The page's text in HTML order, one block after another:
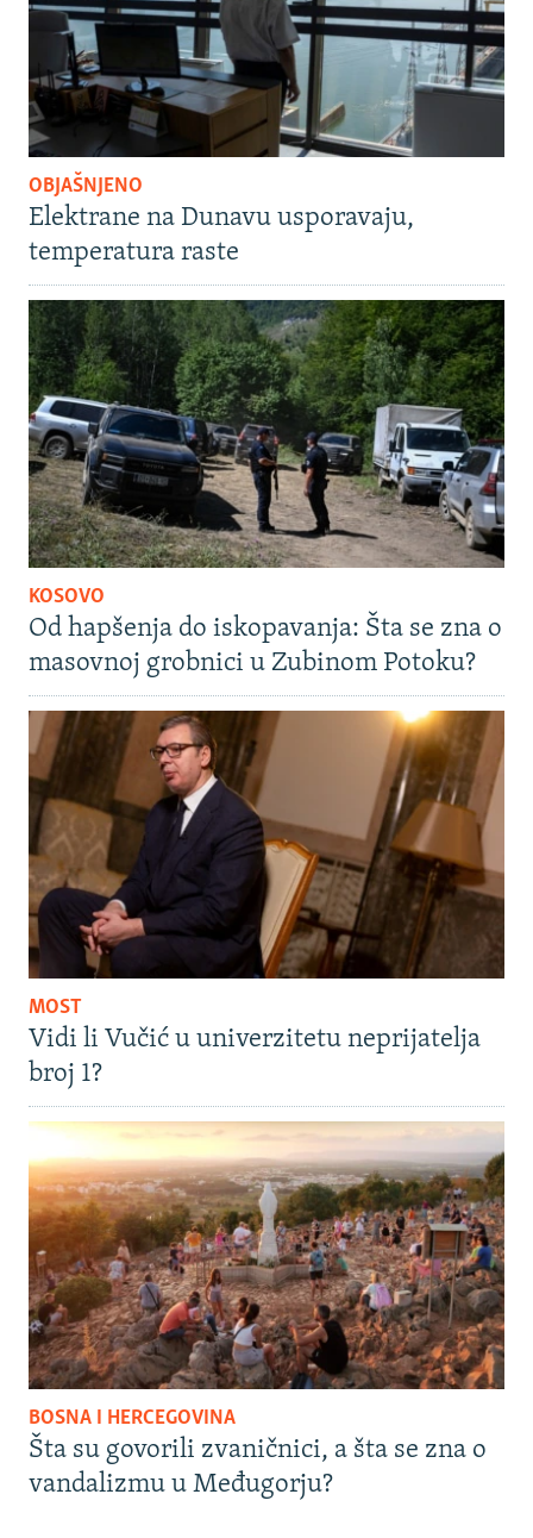
OBJAŠNJENO
Elektrane na Dunavu usporavaju,
temperatura raste
KOSOVO
Od hapšenja do iskopavanja: Šta se zna o
masovnoj grobnici u Zubinom Potoku?
MOST
Vidi li Vučić u univerzitetu neprijatelja
broj 1?
BOSNA I HERCEGOVINA
Šta su govorili zvaničnici, a šta se zna o
vandalizmu u Međugorju?